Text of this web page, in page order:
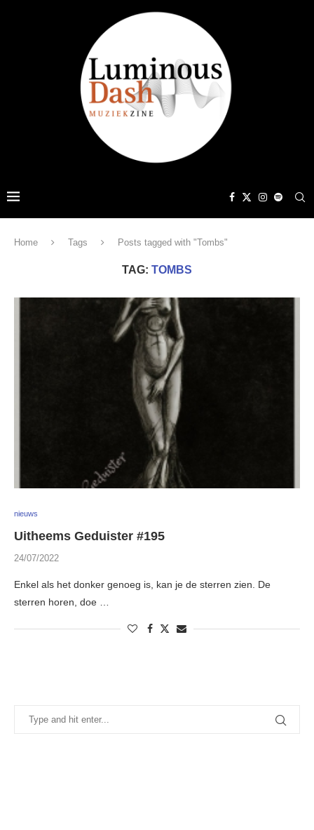
Home Tags Posts tagged with "Tombs"
TAG: TOMBS
nieuws
Uitheems Geduister #195
24/07/2022
Enkel als het donker genoeg is, kan je de sterren zien. De
sterren horen, doe …